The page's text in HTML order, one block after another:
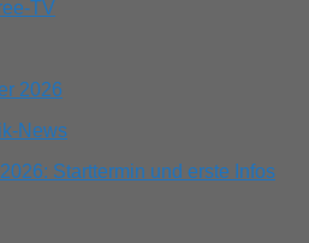
TV
News
Starttermin und erste Infos